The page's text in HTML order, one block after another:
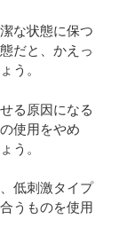
な状態に保つ
だと、かえっ
う。
る原因になる
使用をやめ
う。
低刺激タイプ
うものを使用